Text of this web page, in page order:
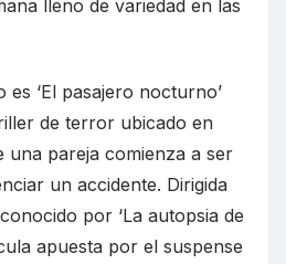
lleno de variedad en las
‘El pasajero nocturno’
de terror ubicado en
una pareja comienza a ser
un accidente. Dirigida
por ‘La autopsia de
apuesta por el suspense